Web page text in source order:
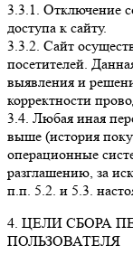
3.3.1. Отключение
доступа к сайту.
3.3.2. Сайт
посетителей.
выявления и
корректности
3.4. Любая иная
выше (история
операционные
разглашению, за
п.п. 5.2. и 5.3.
4. ЦЕЛИ СБОРА
ПОЛЬЗОВАТЕЛЯ